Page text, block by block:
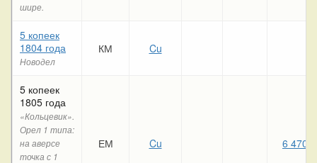
шире.
5 копеек
1804 года
Новодел
КМ Cu
5 копеек
1805 года
«Кольцевик».
Орел 1 типа:
на аверсе
точка с 1
ЕМ Cu 6 470